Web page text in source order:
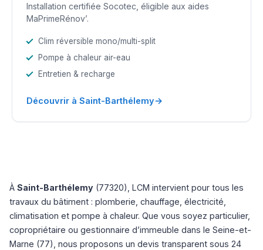
Installation certifiée Socotec, éligible aux aides
MaPrimeRénov’.
Clim réversible mono/multi-split
Pompe à chaleur air-eau
Entretien & recharge
Découvrir à Saint-Barthélemy→
À Saint-Barthélemy (77320), LCM intervient pour tous les
travaux du bâtiment : plomberie, chauffage, électricité,
climatisation et pompe à chaleur. Que vous soyez particulier,
copropriétaire ou gestionnaire d’immeuble dans le Seine-et-
Marne (77), nous proposons un devis transparent sous 24